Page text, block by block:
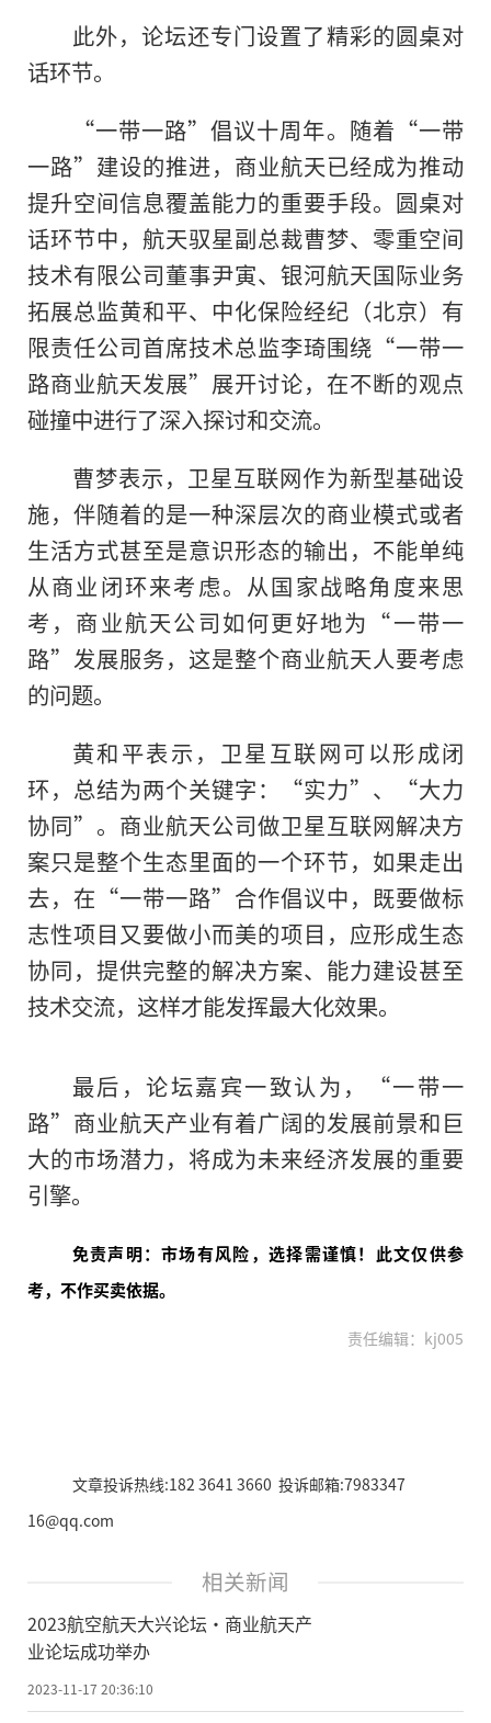
此外，论坛还专门设置了精彩的圆桌对
话环节。
“一带一路”倡议十周年。随着“一带
一路”建设的推进，商业航天已经成为推动
提升空间信息覆盖能力的重要手段。圆桌对
话环节中，航天驭星副总裁曹梦、零重空间
技术有限公司董事尹寅、银河航天国际业务
拓展总监黄和平、中化保险经纪（北京）有
限责任公司首席技术总监李琦围绕“一带一
路商业航天发展”展开讨论，在不断的观点
碰撞中进行了深入探讨和交流。
曹梦表示，卫星互联网作为新型基础设
施，伴随着的是一种深层次的商业模式或者
生活方式甚至是意识形态的输出，不能单纯
从商业闭环来考虑。从国家战略角度来思
考，商业航天公司如何更好地为“一带一
路”发展服务，这是整个商业航天人要考虑
的问题。
黄和平表示，卫星互联网可以形成闭
环，总结为两个关键字：“实力”、“大力
协同”。商业航天公司做卫星互联网解决方
案只是整个生态里面的一个环节，如果走出
去，在“一带一路”合作倡议中，既要做标
志性项目又要做小而美的项目，应形成生态
协同，提供完整的解决方案、能力建设甚至
技术交流，这样才能发挥最大化效果。
最后，论坛嘉宾一致认为，“一带一
路”商业航天产业有着广阔的发展前景和巨
大的市场潜力，将成为未来经济发展的重要
引擎。
免责声明：市场有风险，选择需谨慎！此文仅供参
考，不作买卖依据。
责任编辑：kj005
文章投诉热线:182 3641 3660 投诉邮箱:7983347
16@qq.com
相关新闻
2023航空航天大兴论坛·商业航天产
业论坛成功举办
2023-11-17 20:36:10